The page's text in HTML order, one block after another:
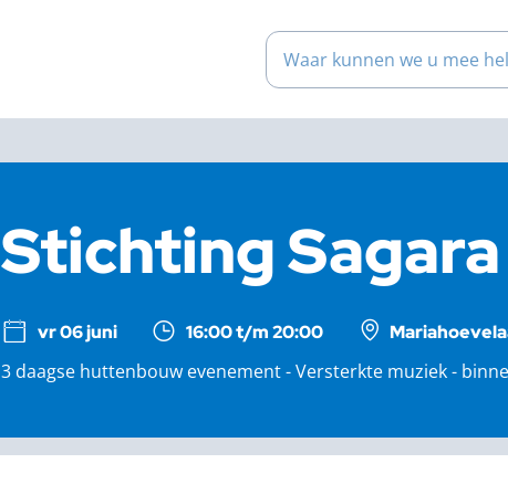
Waar kunnen we u mee
Stichting
vr 06 juni 16:00 t/m 20:00
3 daagse huttenbouw evenement - Versterkte muziek -